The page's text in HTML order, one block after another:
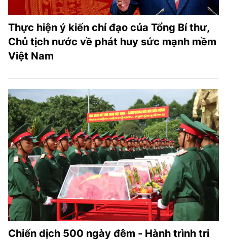
Thực hiện ý kiến chỉ đạo của Tổng Bí thư,
Chủ tịch nước về phát huy sức mạnh mềm
Việt Nam
Chiến dịch 500 ngày đêm - Hành trình tri